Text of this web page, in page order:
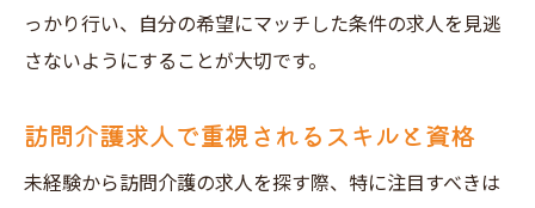
っかり行い、自分の希望にマッチした条件の求人を見逃
さないようにすることが大切です。
訪問介護求人で重視されるスキルと資格
未経験から訪問介護の求人を探す際、特に注目すべきは